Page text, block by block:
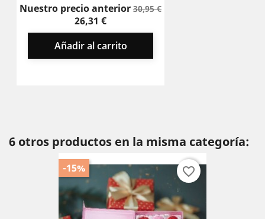
Nuestro precio anteriorPrecio
30,95 €Precio
26,31 €
Añadir al carrito
6 otros productos en la misma categoría:
-15% favorite_border